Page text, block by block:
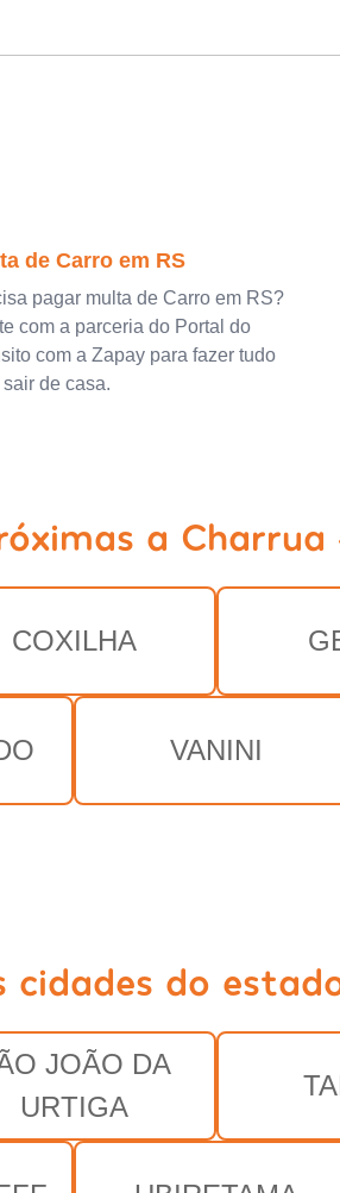
de Carro em RS
pagar multa de Carro em RS?
com a parceria do Portal do
com a Zapay para fazer tudo
de casa.
a Charrua
COXILHA
VANINI
cidades do
JOÃO DA
URTIGA